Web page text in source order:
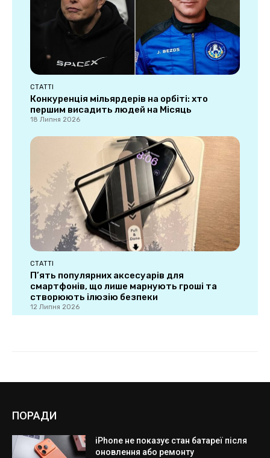
ПОРАДИ
iPhone не показує стан батареї після
оновлення або ремонту